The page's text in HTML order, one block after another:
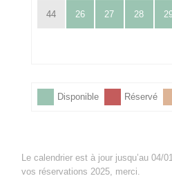
44 26 27 28
Disponible Réservé
Le calendrier est à jour jusqu’au 04/
vos réservations 2025, merci.